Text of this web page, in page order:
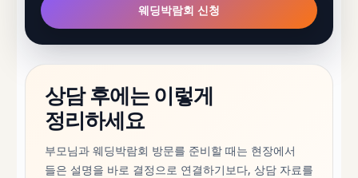
웨딩박람회 신청
상담 후에는 이렇게
정리하세요
부모님과 웨딩박람회 방문를 준비할 때는 현장에서
들은 설명을 바로 결정으로 연결하기보다, 상담 자료를